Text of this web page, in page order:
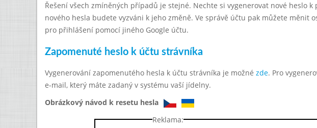
Řešení všech zmíněných případů je stejné. Nechte si vygenerovat nové heslo
nového hesla budete vyzváni k jeho změně. Ve správě účtu pak můžete
pro přihlášení pomocí jiného Google účtu.
Zapomenuté heslo k účtu strávníka
Vygenerování zapomenutého hesla k účtu strávníka je možné zde. Pro
e-mail, který máte zadaný v systému vaší jídelny.
Obrázkový návod k resetu hesla
Reklama: